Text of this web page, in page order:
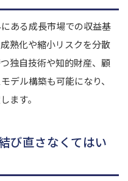
ある成長市場での収益基
熟化や縮小リスクを分散
独自技術や知的財産、顧
デル構築も可能になり、
ます。
び直さなくてはい